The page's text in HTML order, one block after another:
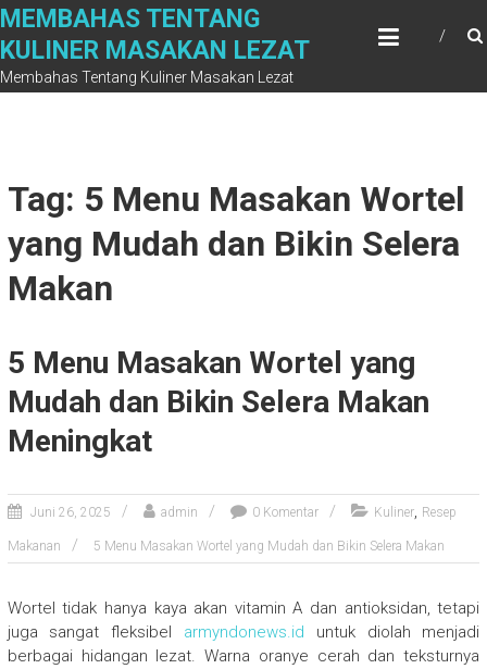
Skip
content
MEMBAHAS TENTANG
KULINER MASAKAN LEZAT
Membahas Tentang Kuliner Masakan Lezat
Tag: 5 Menu Masakan Wortel
yang Mudah dan Bikin Selera
Makan
5 Menu Masakan Wortel yang
Mudah dan Bikin Selera Makan
Meningkat
Juni 26, 2025 admin 0 Komentar Kuliner, Resep
Makanan 5 Menu Masakan Wortel yang Mudah dan Bikin Selera Makan
Wortel tidak hanya kaya akan vitamin A dan antioksidan, tetapi
juga sangat fleksibel armyndonews.id untuk diolah menjadi
berbagai hidangan lezat. Warna oranye cerah dan teksturnya